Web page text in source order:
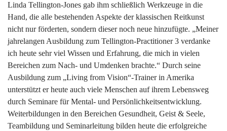
Linda Tellington-Jones gab ihm schließlich Werkzeuge in die
Hand, die alle bestehenden Aspekte der klassischen Reitkunst
nicht nur förderten, sondern dieser noch neue hinzufügte. „Meiner
jahrelangen Ausbildung zum Tellington-Practitioner 3 verdanke
ich heute sehr viel Wissen und Erfahrung, die mich in vielen
Bereichen zum Nach- und Umdenken brachte.“ Durch seine
Ausbildung zum „Living from Vision“-Trainer in Amerika
unterstützt er heute auch viele Menschen auf ihrem Lebensweg
durch Seminare für Mental- und Persönlichkeitsentwicklung.
Weiterbildungen in den Bereichen Gesundheit, Geist & Seele,
Teambildung und Seminarleitung bilden heute die erfolgreiche